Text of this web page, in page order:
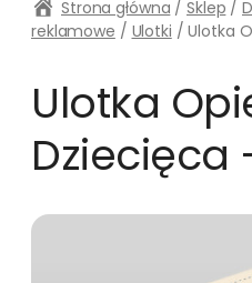
Strona główna / Sklep /
reklamowe / Ulotki / Ulotka
Ulotka
Dziecięca